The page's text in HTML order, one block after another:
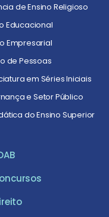
de Ensino Religioso
Educacional
Empresarial
de Pessoas
em Séries Iniciais
e Setor Público
do Ensino Superior